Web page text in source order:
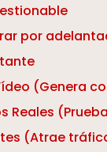
por
(Genera
Reales
(Atrae